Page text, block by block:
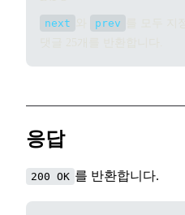
next prev
응답
200 OK 를 반환합니다.